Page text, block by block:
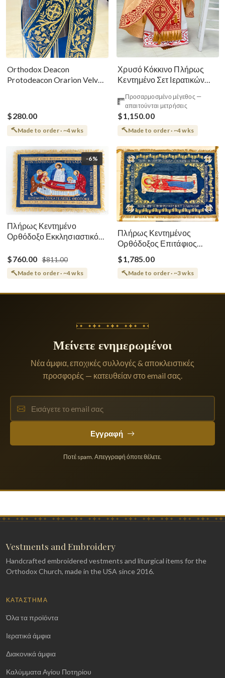
Orthodox Deacon
Protodeacon Orarion Velvet
$280.00
Made to order · ~4 wks
Χρυσό Κόκκινο Πλήρως
Κεντημένο Σετ Ιερατικών
Προσαρμοσμένο μέγεθος —
απαιτούνται μετρήσεις
$1,150.00
Made to order · ~4 wks
-6%
Πλήρως Κεντημένο
Ορθόδοξο Εκκλησιαστικό
Θεοτόκου
$760.00 $811.00
Made to order · ~4 wks
Πλήρως Κεντημένος
Ορθόδοξος Επιτάφιος
Κοίμησης
$1,785.00
Made to order · ~3 wks
Μείνετε ενημερωμένοι
Νέα άμφια, εποχικές συλλογές & αποκλειστικές
προσφορές — κατευθείαν στο email σας.
Εγγραφή
Ποτέ spam. Απεγγραφή όποτε θέλετε.
Vestments and Embroidery
Handcrafted embroidered vestments and liturgical items for the
Orthodox Church, made in the USA since 2016.
ΚΑΤΆΣΤΗΜΑ
Όλα τα προϊόντα
Ιερατικά άμφια
Διακονικά άμφια
Καλύμματα Αγίου Ποτηρίου